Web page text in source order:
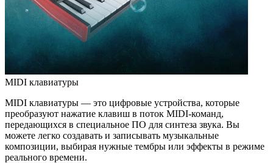
MIDI клавиатуры
MIDI клавиатуры — это цифровые устройства, которые
преобразуют нажатие клавиш в поток MIDI-команд,
передающихся в специальное ПО для синтеза звука. Вы
можете легко создавать и записывать музыкальные
композиции, выбирая нужные тембры или эффекты в режиме
реального времени.